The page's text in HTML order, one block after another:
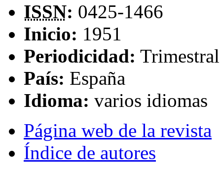
ISSN: 0425-1466
Inicio: 1951
Periodicidad: Trimestral
País: España
Idioma: varios idiomas
Página web de la revista
Índice de autores